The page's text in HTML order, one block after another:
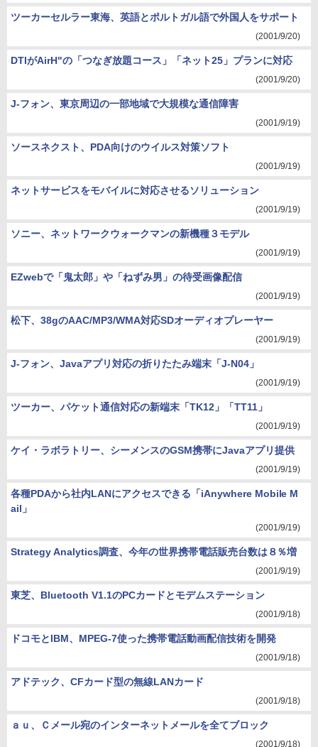
ツーカーセルラー東海、英語とポルトガル語で外国人をサポート
(2001/9/20)
DTIがAirH"の「つなぎ放題コース」「ネット25」プランに対応
(2001/9/20)
J-フォン、東京周辺の一部地域で大規模な通信障害
(2001/9/19)
ソースネクスト、PDA向けのウイルス対策ソフト
(2001/9/19)
ネットサービスをモバイルに対応させるソリューション
(2001/9/19)
ソニー、ネットワークウォークマンの新機種３モデル
(2001/9/19)
EZwebで「鬼太郎」や「ねずみ男」の待受画像配信
(2001/9/19)
松下、38gのAAC/MP3/WMA対応SDオーディオプレーヤー
(2001/9/19)
J-フォン、Javaアプリ対応の折りたたみ端末「J-N04」
(2001/9/19)
ツーカー、パケット通信対応の新端末「TK12」「TT11」
(2001/9/19)
ケイ・ラボラトリー、シーメンスのGSM携帯にJavaアプリ提供
(2001/9/19)
各種PDAから社内LANにアクセスできる「iAnywhere Mobile M
ail」
(2001/9/19)
Strategy Analytics調査、今年の世界携帯電話販売台数は８％増
(2001/9/19)
東芝、Bluetooth V1.1のPCカードとモデムステーション
(2001/9/18)
ドコモとIBM、MPEG-7使った携帯電話動画配信技術を開発
(2001/9/18)
アドテック、CFカード型の無線LANカード
(2001/9/18)
ａｕ、Ｃメール宛のインターネットメールを全てブロック
(2001/9/18)